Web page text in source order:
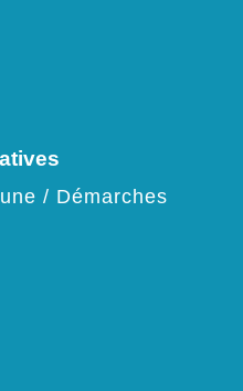
/ Démarches